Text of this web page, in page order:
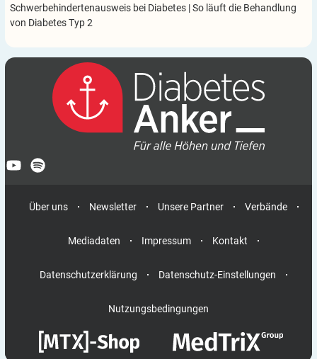
Schwerbehindertenausweis bei Diabetes |So läuft die Behandlung
von Diabetes Typ 2
Über uns Newsletter Unsere Partner Verbände
Mediadaten Impressum Kontakt
Datenschutzerklärung Datenschutz-Einstellungen
Nutzungsbedingungen